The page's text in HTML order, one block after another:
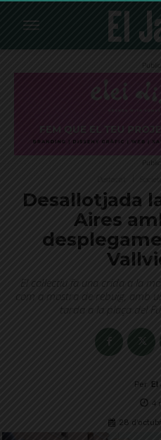
Desallotjada
Aires
El col·lectiu fa una crida a la
com a mostra de rebuig, amb
tarda a la plaça del
Per
4
28